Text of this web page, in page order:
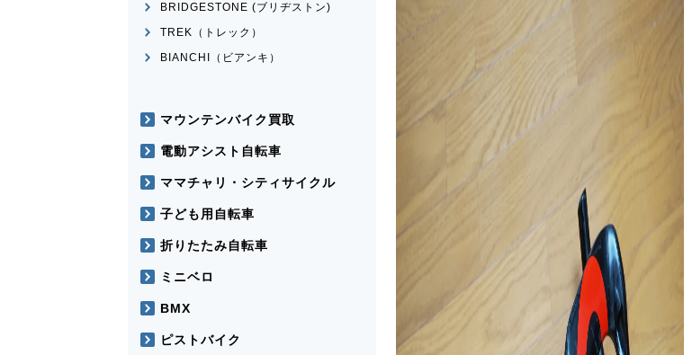
BRIDGESTONE (ブリヂストン)
TREK（トレック）
BIANCHI（ビアンキ）
マウンテンバイク買取
電動アシスト自転車
ママチャリ・シティサイクル
子ども用自転車
折りたたみ自転車
ミニベロ
BMX
ピストバイク